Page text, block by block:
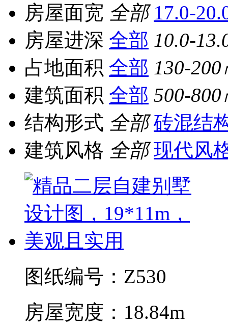
房屋面宽 全部 17.0-
房屋进深 全部 10.0-
占地面积 全部 130-200
建筑面积 全部 500-800
结构形式 全部 砖混结
建筑风格 全部 现代风
图纸编号：Z530
房屋宽度：18.84m